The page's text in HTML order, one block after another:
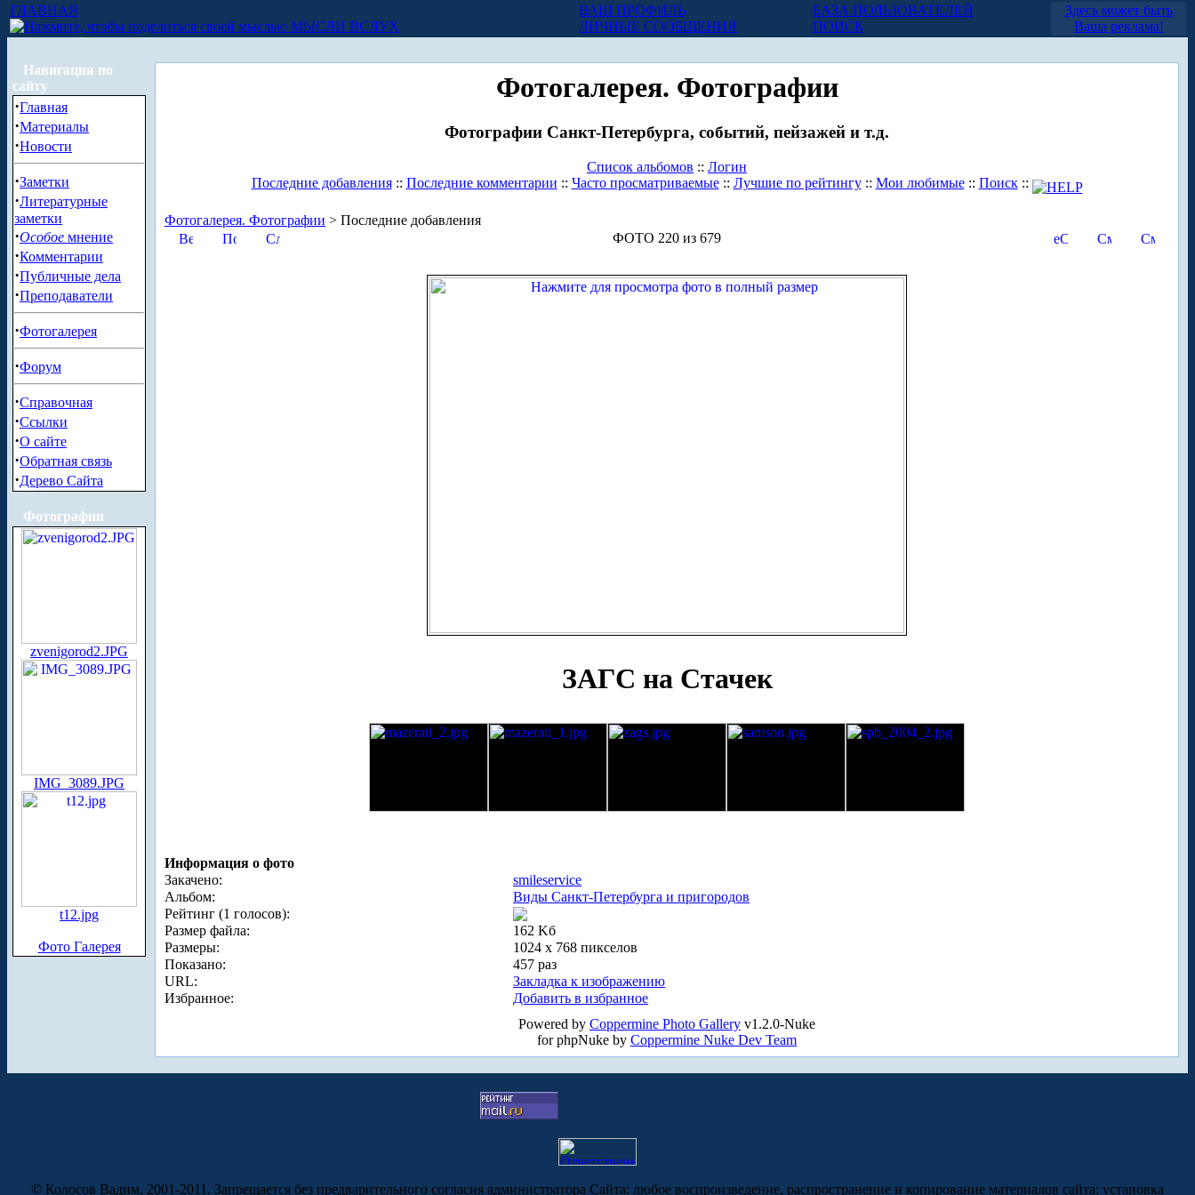
ГЛАВНАЯ
МЫСЛИ ВСЛУХ
ВАШ ПРОФИЛЬ
ЛИЧНЫЕ СООБЩЕНИЯ
БАЗА ПОЛЬЗОВАТЕЛЕЙ
ПОИСК
Здесь может быть
Ваша реклама!
Навигация по
сайту
·Главная
·Материалы
·Новости
·Заметки
·Литературные
заметки
·Особое мнение
·Комментарии
·Публичные дела
·Преподаватели
·Фотогалерея
·Форум
·Справочная
·Ссылки
·О сайте
·Обратная связь
·Дерево Сайта
Фотографии
zvenigorod2.JPG
IMG_3089.JPG
t12.jpg
Фото Галерея
Фотогалерея. Фотографии
Фотографии Санкт-Петербурга, событий, пейзажей и т.д.
Список альбомов :: Логин
Последние добавления:: Последние комментарии :: Часто просматриваемые:: Лучшие по рейтингу:: Мои любимые:: Поиск::
Фотогалерея. Фотографии > Последние добавления
ФОТО 220 из 679
ЗАГС на Стачек
Информация о фото
Закачено:
smileservice
Альбом:
Виды Санкт-Петербурга и пригородов
Рейтинг (1 голосов):
Размер файла:
162 Kб
Размеры:
1024 x 768 пикселов
Показано:
457 раз
URL:
Закладка к изображению
Избранное:
Добавить в избранное
Powered by Coppermine Photo Gallery v1.2.0-Nuke
for phpNuke by Coppermine Nuke Dev Team
© Колосов Вадим, 2001-2011. Запрещается без предварительного согласия администратора Сайта: любое воспроизведение, распространение и копирование материалов сайта; установка